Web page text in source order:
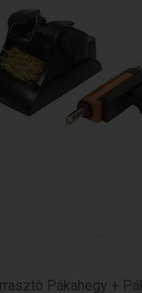
Pákahegy +